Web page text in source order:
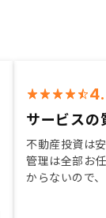
サービスの
不動産投資は
管理は全部お
からないので